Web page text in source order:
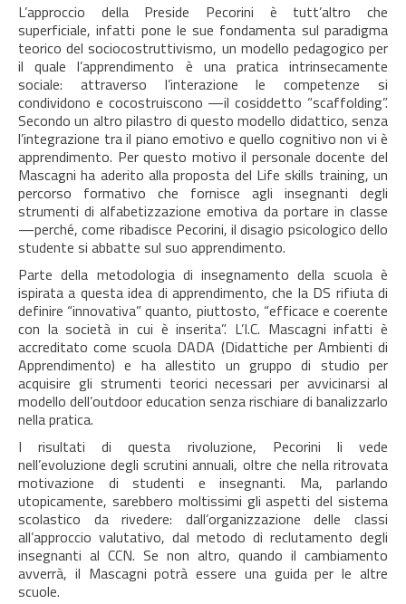
L’approccio della Preside Pecorini è tutt’altro che
superficiale, infatti pone le sue fondamenta sul paradigma
teorico del sociocostruttivismo, un modello pedagogico per
il quale l’apprendimento è una pratica intrinsecamente
sociale: attraverso l’interazione le competenze si
condividono e cocostruiscono —il cosiddetto “scaffolding”.
Secondo un altro pilastro di questo modello didattico, senza
l’integrazione tra il piano emotivo e quello cognitivo non vi è
apprendimento. Per questo motivo il personale docente del
Mascagni ha aderito alla proposta del Life skills training, un
percorso formativo che fornisce agli insegnanti degli
strumenti di alfabetizzazione emotiva da portare in classe
—perché, come ribadisce Pecorini, il disagio psicologico dello
studente si abbatte sul suo apprendimento.
Parte della metodologia di insegnamento della scuola è
ispirata a questa idea di apprendimento, che la DS rifiuta di
definire “innovativa” quanto, piuttosto, “efficace e coerente
con la società in cui è inserita”. L’I.C. Mascagni infatti è
accreditato come scuola DADA (Didattiche per Ambienti di
Apprendimento) e ha allestito un gruppo di studio per
acquisire gli strumenti teorici necessari per avvicinarsi al
modello dell’outdoor education senza rischiare di banalizzarlo
nella pratica.
I risultati di questa rivoluzione, Pecorini li vede
nell’evoluzione degli scrutini annuali, oltre che nella ritrovata
motivazione di studenti e insegnanti. Ma, parlando
utopicamente, sarebbero moltissimi gli aspetti del sistema
scolastico da rivedere: dall’organizzazione delle classi
all’approccio valutativo, dal metodo di reclutamento degli
insegnanti al CCN. Se non altro, quando il cambiamento
avverrà, il Mascagni potrà essere una guida per le altre
scuole.